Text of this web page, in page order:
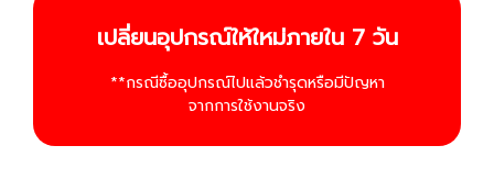
เปลี่ยนอุปกรณ์ให้ใหม่ภายใน 7 วัน
**กรณีซื้ออุปกรณ์ไปแล้วชำรุดหรือมีปัญหา
จากการใช้งานจริง